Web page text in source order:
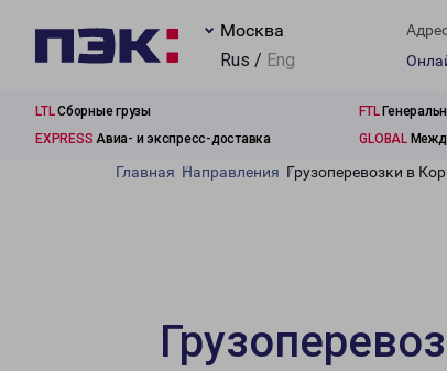
Москва
Rus / Eng
LTLСборные грузы FTL
EXPRESS Авиа- и экспресс-доставка GLOBAL
Главная Направления Грузоперевозки в